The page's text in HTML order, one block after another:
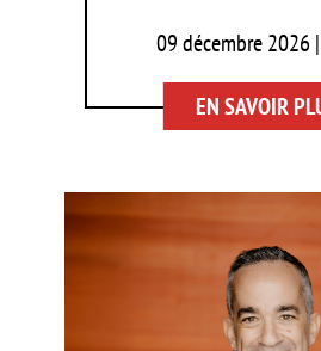
09 décembre 2026
EN SAVOIR